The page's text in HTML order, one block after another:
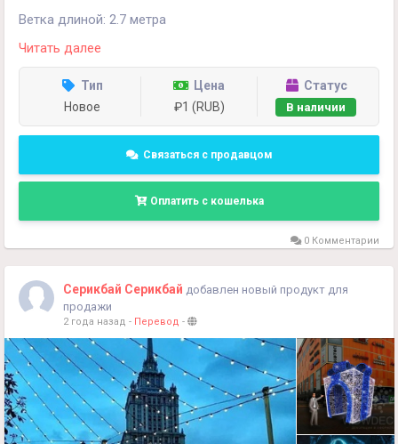
Ветка длиной: 2.7 метра
Доставка бесплатно по Ташкенту при покупке 2 или
более , по областям по договоренности.
+998990854594
Читать далее
Тип
Новое
Цена
₽1 (RUB)
Статус
В наличии
Связаться с продавцом
Оплатить с кошелька
0 Комментарии
Серикбай Серикбай добавлен новый продукт для
продажи
2 года назад - Перевод -